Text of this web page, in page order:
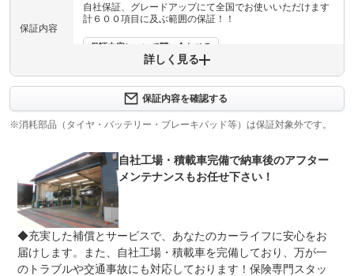
保証内容
自社保証、グレードアップにて全国でお使いいただけます
計６００項目に及ぶ範囲の保証！！
保証内容について問い合わせる
保証項目
エンジン機構を３か月、距離無制限保証！！詳しくはスタ
ッフまでお問い合わせ下さい。
修理回数 無制限
上限金額
ご納車日より当社指定のエンジン機構納車後３ヶ月走行距
離無制限・ミッション機構納車後１ヶ月１０００ｋｍ保証
致します。有償にて全国でお使いいただけます計６００項
目に及ぶ範囲の保証もございます。
免責金
無し
保証費用は本体価格に含まれています。ご納車日より３カ
月を経過した時点で無料保証は有効切れとなります。その
ほか有償保証の取り扱いもございます。走行距離は無制限
です。保証金額上限あり詳しくはスタッフまで！
詳しく見る
保証内容を確認する
※消耗部品（タイヤ・バッテリー・ブレーキパッド等）は保証対象外です。
自社工場・積載車完備で納車後のアフター
メンテナンスもお任せ下さい！
◆充実した補償とサービスで、あなたのカーライフに安心をお
届けします。また、自社工場・積載車を完備しており、万が一
のトラブルや交通事故にも対応しております！保険専門スタッ